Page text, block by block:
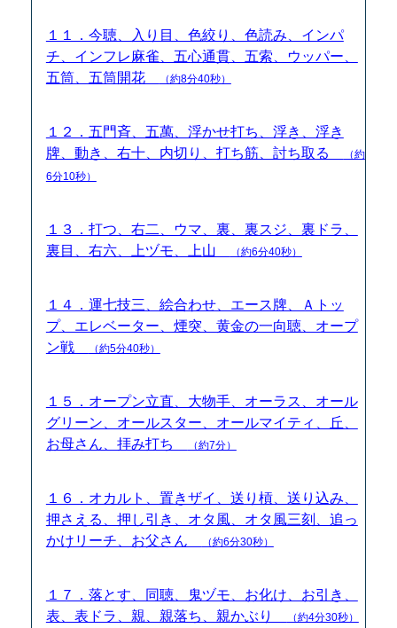
１１．今聴、入り目、色絞り、色読み、インパ
チ、インフレ麻雀、五心通貫、五索、ウッパー、
五筒、五筒開花
（約8分40秒）
１２．五門斉、五萬、浮かせ打ち、浮き、浮き
牌、動き、右十、内切り、打ち筋、討ち取る
（約
6分10秒）
１３．打つ、右二、ウマ、裏、裏スジ、裏ドラ、
裏目、右六、上ヅモ、上山
（約6分40秒）
１４．運七技三、絵合わせ、エース牌、Ａトッ
プ、エレベーター、煙突、黄金の一向聴、オープ
ン戦
（約5分40秒）
１５．オープン立直、大物手、オーラス、オール
グリーン、オールスター、オールマイティ、丘、
お母さん、拝み打ち
（約7分）
１６．オカルト、置きザイ、送り槓、送り込み、
押さえる、押し引き、オタ風、オタ風三刻、追っ
かけリーチ、お父さん
（約6分30秒）
１７．落とす、同聴、鬼ヅモ、お化け、お引き、
表、表ドラ、親、親落ち、親かぶり
（約4分30秒）